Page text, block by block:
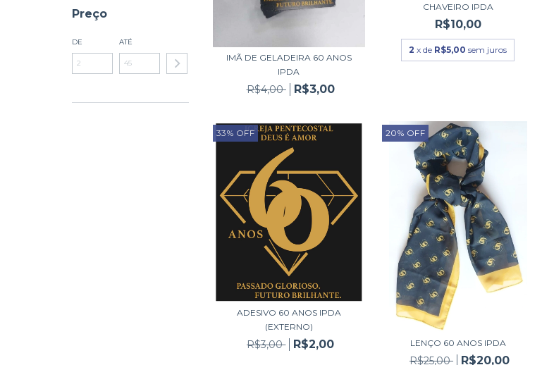
Preço
DE ATÉ
IMÃ DE GELADEIRA 60 ANOS
IPDA
R$4,00 R$3,00
CHAVEIRO IPDA
R$10,00
2 x de R$5,00 sem juros
33% OFF
ADESIVO 60 ANOS IPDA
(EXTERNO)
R$3,00 R$2,00
20% OFF
LENÇO 60 ANOS IPDA
R$25,00 R$20,00